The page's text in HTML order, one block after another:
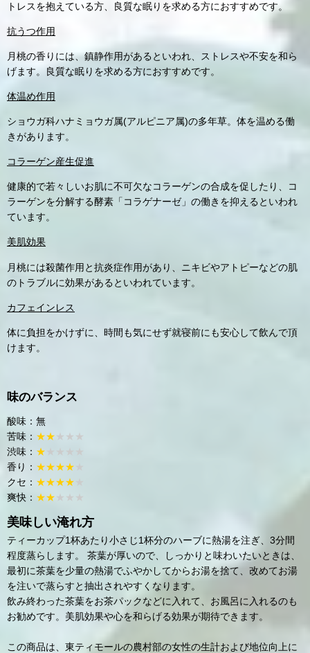
トレスを抱えている方、良質な眠りを求める方におすすめです。
抗うつ作用
月桃の香りには、鎮静作用があるといわれ、ストレスや不安を和ら
げます。良質な眠りを求める方におすすめです。
体温め作用
ショウガ科ハナミョウガ属(アルピニア属)の多年草。体を温める働
きがあります。
コラーゲン産生促進
健康的で若々しいお肌に不可欠なコラーゲンの合成を促したり、コ
ラーゲンを分解する酵素「コラゲナーゼ」の働きを抑えるといわれ
ています。
美肌効果
月桃には殺菌作用と抗炎症作用があり、ニキビやアトピーなどの肌
のトラブルに効果があるといわれています。
カフェインレス
体に負担をかけずに、時間も気にせず就寝前にも安心して飲んで頂
けます。
味のバランス
酸味：無
苦味： ★★★★★
渋味： ★
香り： ★★★★
クセ： ★★★★
爽快： ★★ ★★★
美味しい淹れ方
ティーカップ1杯あたり小さじ1杯分のハーブに熱湯を注ぎ、3分間
程度蒸らします。 茶葉が厚いので、しっかりと味わいたいときは、
最初に茶葉を少量の熱湯でふやかしてからお湯を捨て、改めてお湯
を注いで蒸らすと抽出されやすくなります。
飲み終わった茶葉をお茶パックなどに入れて、お風呂に入れるのも
お勧めです。美肌効果や心を和らげる効果が期待できます。
この商品は、東ティモールの農村部の女性の生計および地位向上に